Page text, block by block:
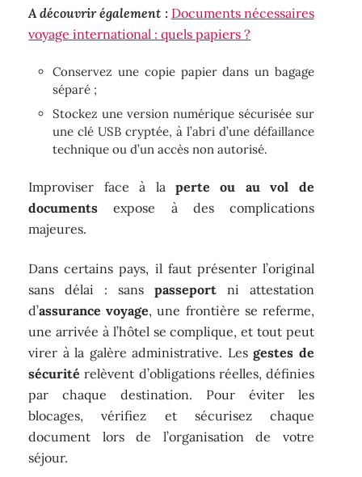
A découvrir également : Documents nécessaires
voyage international : quels papiers ?
Conservez une copie papier dans un bagage
séparé ;
Stockez une version numérique sécurisée sur
une clé USB cryptée, à l’abri d’une défaillance
technique ou d’un accès non autorisé.
Improviser face à la perte ou au vol de
documents expose à des complications
majeures.
Dans certains pays, il faut présenter l’original
sans délai : sans passeportni attestation
d’assurance voyage, une frontière se referme,
une arrivée à l’hôtel se complique, et tout peut
virer à la galère administrative. Lesgestes de
sécurité relèvent d’obligations réelles, définies
par chaque destination. Pour éviter les
blocages, vérifiez et sécurisez chaque
document lors de l’organisation de votre
séjour.